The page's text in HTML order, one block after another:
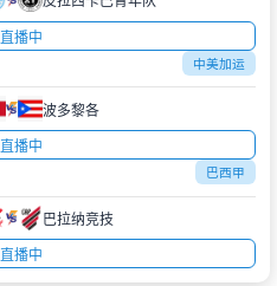
直播中
中美加运
波多黎各
直播中
巴西甲
巴拉纳竞技
直播中